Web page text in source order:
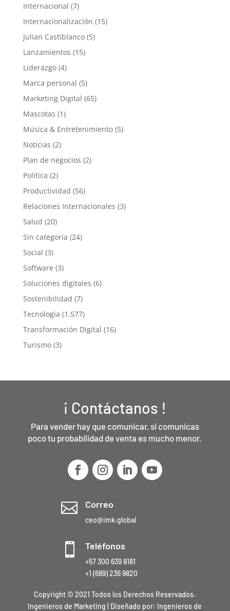
Internacional (7)
Internacionalización (15)
Julian Castiblanco(5)
Lanzamientos (15)
Liderazgo(4)
Marca personal (5)
Marketing Digital (65)
Mascotas (1)
Música & Entretenimiento(5)
Noticias (2)
Plan de negocios (2)
Política (2)
Productividad (56)
Relaciones Internacionales (3)
Salud (20)
Sin categoría (24)
Social (3)
Software (3)
Soluciones digitales (6)
Sostenibilidad (7)
Tecnologia (1.577)
Transformación Digital (16)
Turismo(3)
¡ Contáctanos !
Para vender hay que comunicar, si comunicas
poco tu probabilidad de venta es mucho menor.
 Correo
ceo@imk.global
 Teléfonos
+57 300 639 8181
+1 (689) 236 9820
Copyright © 2021 Todos los Derechos Reservados.
Ingenieros de Marketing | Diseñado por: Ingenieros de